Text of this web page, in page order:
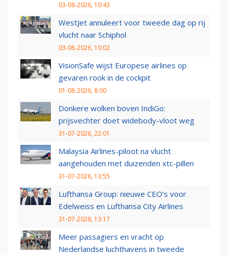
03-08-2026, 10:43
WestJet annuleert voor tweede dag op rij
vlucht naar Schiphol
03-08-2026, 10:02
VisionSafe wijst Europese airlines op
gevaren rook in de cockpit
01-08-2026, 8:00
Donkere wolken boven IndiGo:
prijsvechter doet widebody-vloot weg
31-07-2026, 22:01
Malaysia Airlines-piloot na vlucht
aangehouden met duizenden xtc-pillen
31-07-2026, 13:55
Lufthansa Group: nieuwe CEO’s voor
Edelweiss en Lufthansa City Airlines
31-07-2026, 13:17
Meer passagiers en vracht op
Nederlandse luchthavens in tweede